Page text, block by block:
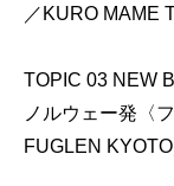
／KURO MAME
TOPIC 03 NEW
ノルウェー発〈
FUGLEN